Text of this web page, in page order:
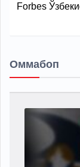
Forbes
Оммабоп